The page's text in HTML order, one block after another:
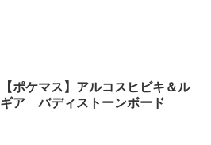
【ポケマス】アルコスヒビキ＆ル
ギア バディストーンボード